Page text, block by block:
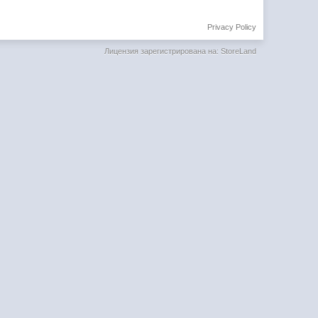
Privacy Policy
Лицензия зарегистрирована на: StoreLand